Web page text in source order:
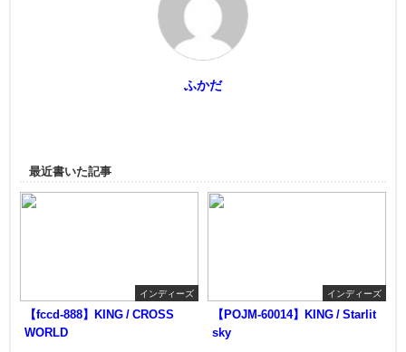
ふかだ
最近書いた記事
インディーズ
【fccd-888】KING / CROSS
WORLD
インディーズ
【POJM-60014】KING / Starlit
sky